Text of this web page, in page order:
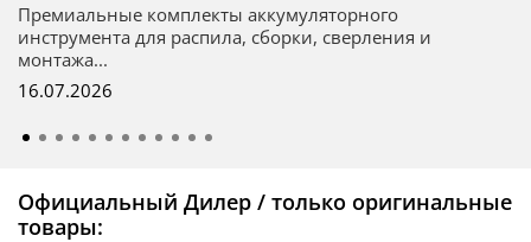
Премиальные комплекты аккумуляторного
инструмента для распила, сборки, сверления и
монтажа...
16.07.2026
Официальный Дилер / только оригинальные
товары: